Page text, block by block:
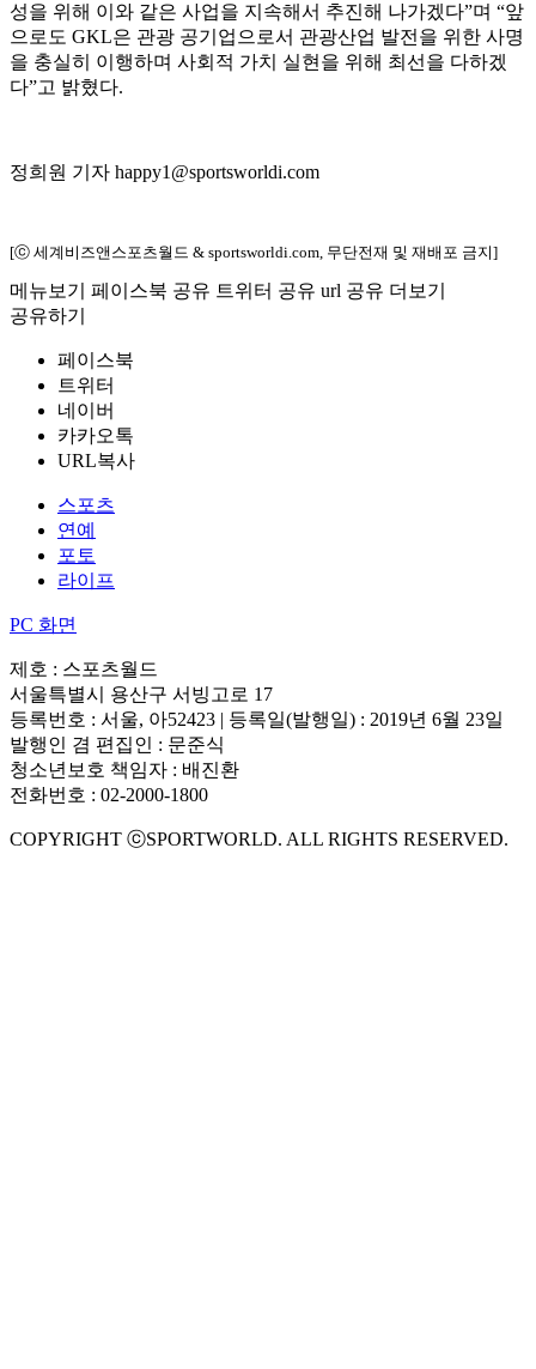
성을 위해 이와 같은 사업을 지속해서 추진해 나가겠다”며 “앞
으로도 GKL은 관광 공기업으로서 관광산업 발전을 위한 사명
을 충실히 이행하며 사회적 가치 실현을 위해 최선을 다하겠
다”고 밝혔다.
정희원 기자 happy1@sportsworldi.com
[ⓒ 세계비즈앤스포츠월드 & sportsworldi.com, 무단전재 및 재배포 금지]
메뉴보기 페이스북 공유 트위터 공유 url 공유 더보기
공유하기
페이스북
트위터
네이버
카카오톡
URL복사
스포츠
연예
포토
라이프
PC 화면
제호 : 스포츠월드
서울특별시 용산구 서빙고로 17
등록번호 : 서울, 아52423 | 등록일(발행일) : 2019년 6월 23일
발행인 겸 편집인 : 문준식
청소년보호 책임자 : 배진환
전화번호 : 02-2000-1800
COPYRIGHT ⓒSPORTWORLD. ALL RIGHTS RESERVED.